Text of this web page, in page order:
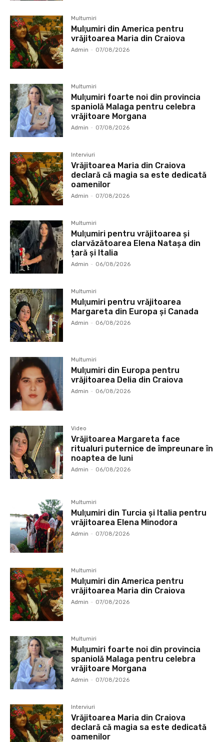
Multumiri
Mulţumiri din America pentru
vrăjitoarea Maria din Craiova
Admin - 07/08/2026
Multumiri
Mulţumiri foarte noi din provincia
spaniolă Malaga pentru celebra
vrăjitoare Morgana
Admin - 07/08/2026
Interviuri
Vrăjitoarea Maria din Craiova
declară că magia sa este dedicată
oamenilor
Admin - 07/08/2026
Multumiri
Mulţumiri pentru vrăjitoarea și
clarvăzătoarea Elena Natașa din
țară și Italia
Admin - 06/08/2026
Multumiri
Mulţumiri pentru vrăjitoarea
Margareta din Europa și Canada
Admin - 06/08/2026
Multumiri
Mulţumiri din Europa pentru
vrăjitoarea Delia din Craiova
Admin - 06/08/2026
Video
Vrăjitoarea Margareta face
ritualuri puternice de împreunare în
noaptea de luni
Admin - 06/08/2026
Multumiri
Mulţumiri din Turcia și Italia pentru
vrăjitoarea Elena Minodora
Admin - 07/08/2026
Multumiri
Mulţumiri din America pentru
vrăjitoarea Maria din Craiova
Admin - 07/08/2026
Multumiri
Mulţumiri foarte noi din provincia
spaniolă Malaga pentru celebra
vrăjitoare Morgana
Admin - 07/08/2026
Interviuri
Vrăjitoarea Maria din Craiova
declară că magia sa este dedicată
oamenilor